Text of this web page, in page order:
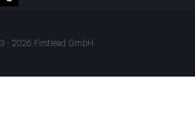
- 2026 Firstlead GmbH